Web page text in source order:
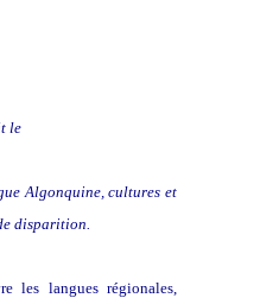
le
Algonquine, cultures et
disparition.
les langues régionales,